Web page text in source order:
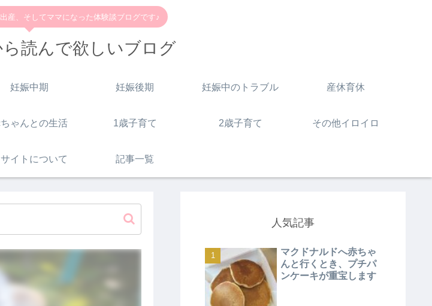
産、そしてママになった体験談ブログです♪
読んで欲しいブログ
妊娠中期 妊娠後期 妊娠中のトラブル 産休育休
ゃんとの生活 1歳子育て 2歳子育て その他イロイロ
イトについて 記事一覧
人気記事
マクドナルドへ赤ちゃ
んと行くとき、プチパ
ンケーキが重宝します